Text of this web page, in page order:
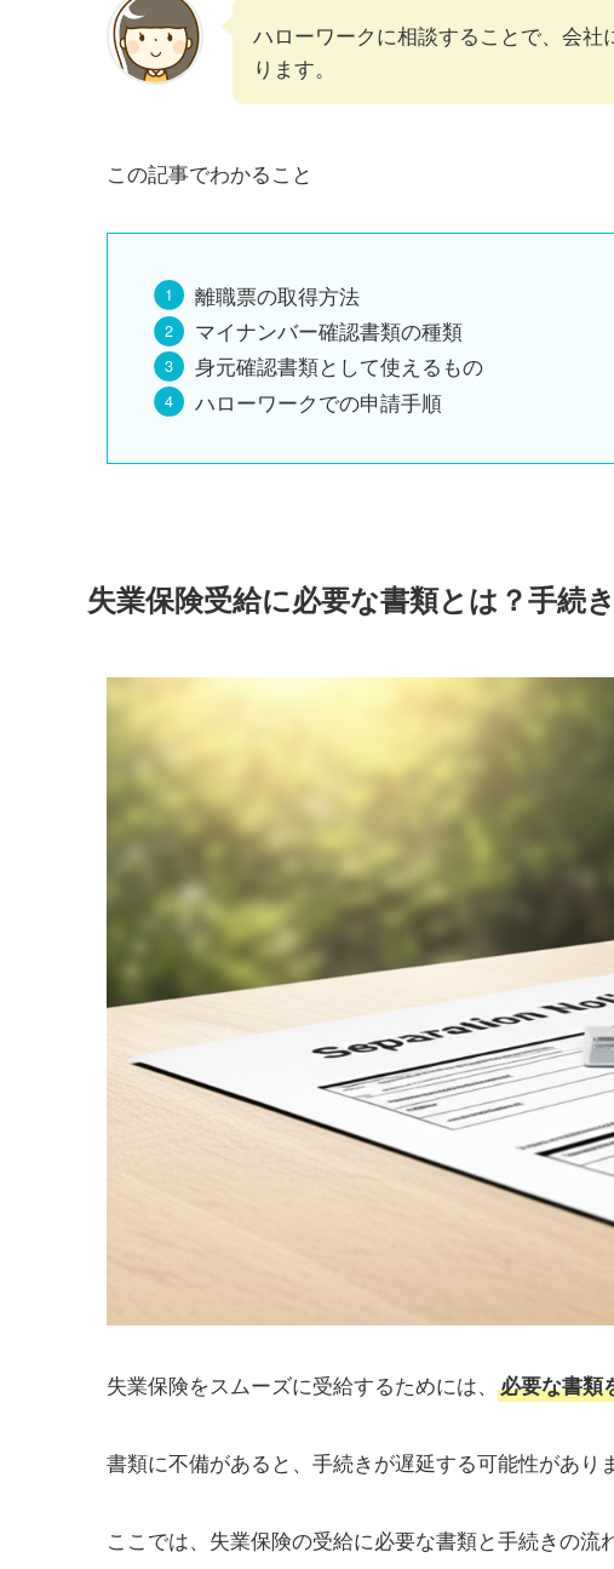
ハローワークに相談することで、会社
ります。
この記事でわかること
離職票の取得方法
マイナンバー確認書類の種類
身元確認書類として使えるもの
ハローワークでの申請手順
失業保険受給に必要な書類とは？手続
失業保険をスムーズに受給するためには、 必要な書類
書類に不備があると、手続きが遅延する可能性がありま
ここでは、失業保険の受給に必要な書類と手続きの流